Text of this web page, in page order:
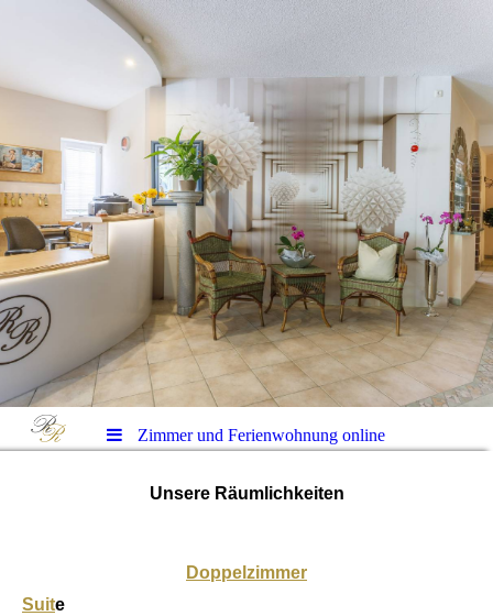
Zimmer und Ferienwohnung online
Unsere Räumlichkeiten
Doppelzimmer
Suite